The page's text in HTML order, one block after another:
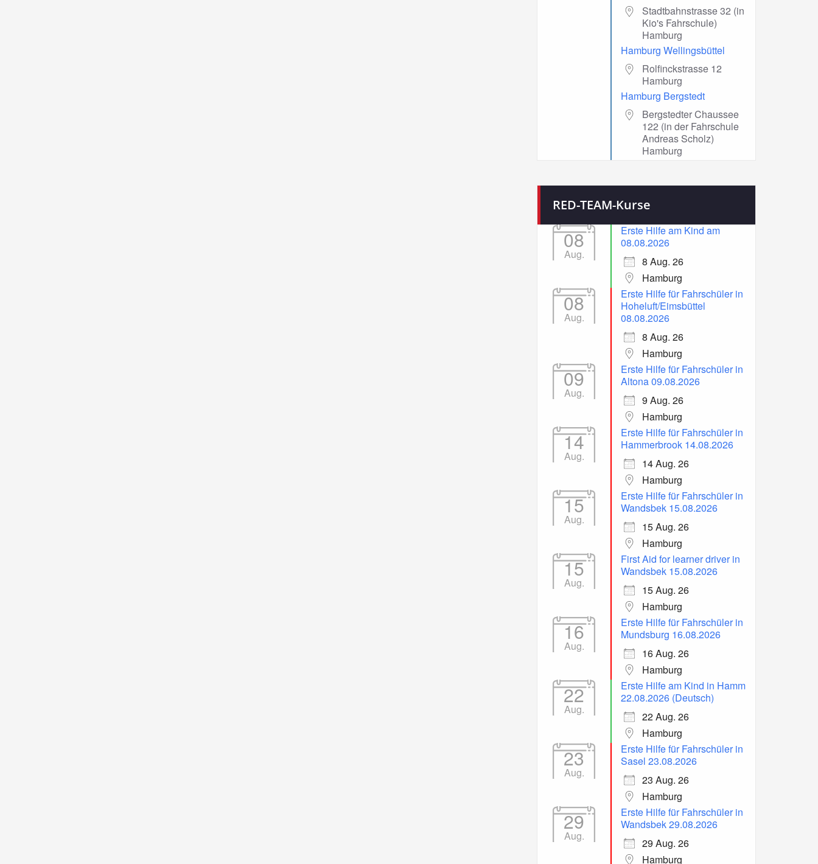
Stadtbahnstrasse 32 (in
Kio's Fahrschule)
Hamburg
Hamburg Wellingsbüttel
Rolfinckstrasse 12
Hamburg
Hamburg Bergstedt
Bergstedter Chaussee
122 (in der Fahrschule
Andreas Scholz)
Hamburg
RED-TEAM-Kurse
08
Aug.
Erste Hilfe am Kind am
08.08.2026
8 Aug. 26
Hamburg
08
Aug.
Erste Hilfe für Fahrschüler in
Hoheluft/Eimsbüttel
08.08.2026
8 Aug. 26
Hamburg
09
Aug.
Erste Hilfe für Fahrschüler in
Altona 09.08.2026
9 Aug. 26
Hamburg
14
Aug.
Erste Hilfe für Fahrschüler in
Hammerbrook 14.08.2026
14 Aug. 26
Hamburg
15
Aug.
Erste Hilfe für Fahrschüler in
Wandsbek 15.08.2026
15 Aug. 26
Hamburg
15
Aug.
First Aid for learner driver in
Wandsbek 15.08.2026
15 Aug. 26
Hamburg
16
Aug.
Erste Hilfe für Fahrschüler in
Mundsburg 16.08.2026
16 Aug. 26
Hamburg
22
Aug.
Erste Hilfe am Kind in Hamm
22.08.2026 (Deutsch)
22 Aug. 26
Hamburg
23
Aug.
Erste Hilfe für Fahrschüler in
Sasel 23.08.2026
23 Aug. 26
Hamburg
29
Aug.
Erste Hilfe für Fahrschüler in
Wandsbek 29.08.2026
29 Aug. 26
Hamburg